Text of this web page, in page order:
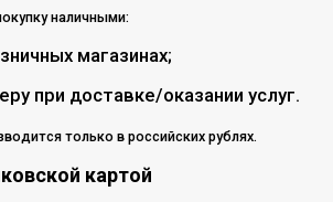
наличными:
магазинах;
при доставке/оказании услуг.
только в российских рублях.
картой